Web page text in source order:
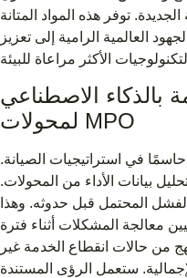
الجديدة. توفر هذه المواد المتانة
العالمية الرامية إلى تعزيز
بالذكاء الاصطناعي
لمحولات MPO
في استراتيجيات الصيانة.
بيانات الأداء من المحولات.
المحتمل قبل حدوثه. وهذا
معالجة المشكلات أثناء فترة
من حالات انقطاع الخدمة غير
ستعمل الرؤى المستندة